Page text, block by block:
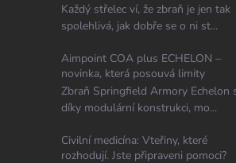
Každý střelec ví, že zbraň je jen tak
spolehlivá, jak dobře se o ni st...
Aimpoint COA plus ECHELON –
novinka, která posouvá limity
Zbraň Springfield Armory Echelon
díky modulární konstrukci, mo...
Civilní medicína: Vteřiny, které
rozhodují. Jste připraveni pomoci?